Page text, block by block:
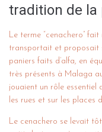
tradition de la
Le terme “cenachero”
transportait et proposait
paniers faits d’alfa, en
très présents à Malaga
jouaient un rôle essentiel
les rues et sur les places
Le cenachero se levait